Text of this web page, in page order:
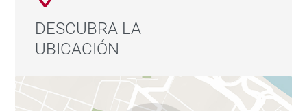
DESCUBRA LA
UBICACIÓN